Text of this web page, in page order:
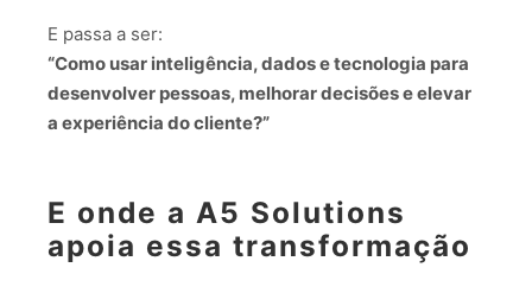
E passa a ser:
“Como usar inteligência, dados e tecnologia para
desenvolver pessoas, melhorar decisões e elevar
a experiência do cliente?”
E onde a A5 Solutions
apoia essa transformação